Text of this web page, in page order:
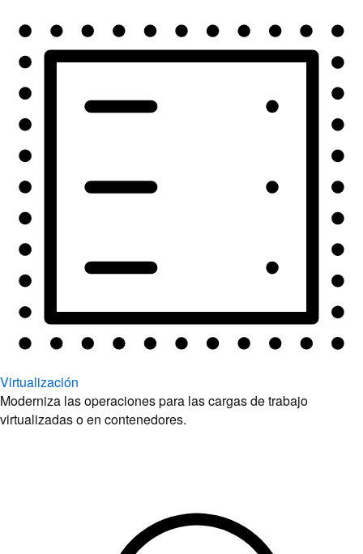
Virtualización
Moderniza las operaciones para las cargas de trabajo
virtualizadas o en contenedores.